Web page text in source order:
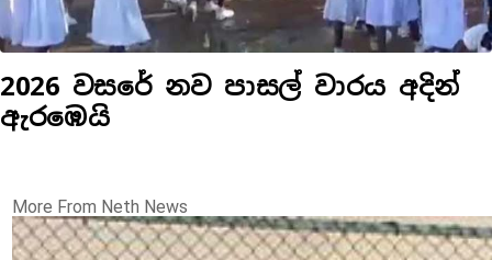
2026 වසරේ නව පාසල් වාරය අදින්
ඇරඹෙයි
More From Neth News